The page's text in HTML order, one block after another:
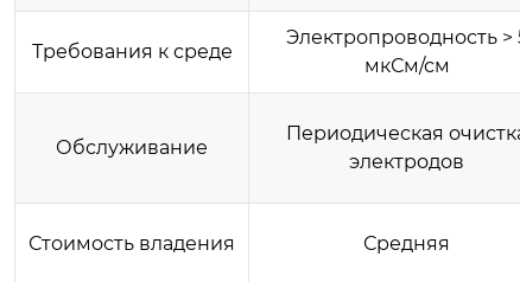
Требования к среде
Электропроводность >
мкСм/см
Обслуживание
Периодическая
электродов
Стоимость владения Средняя